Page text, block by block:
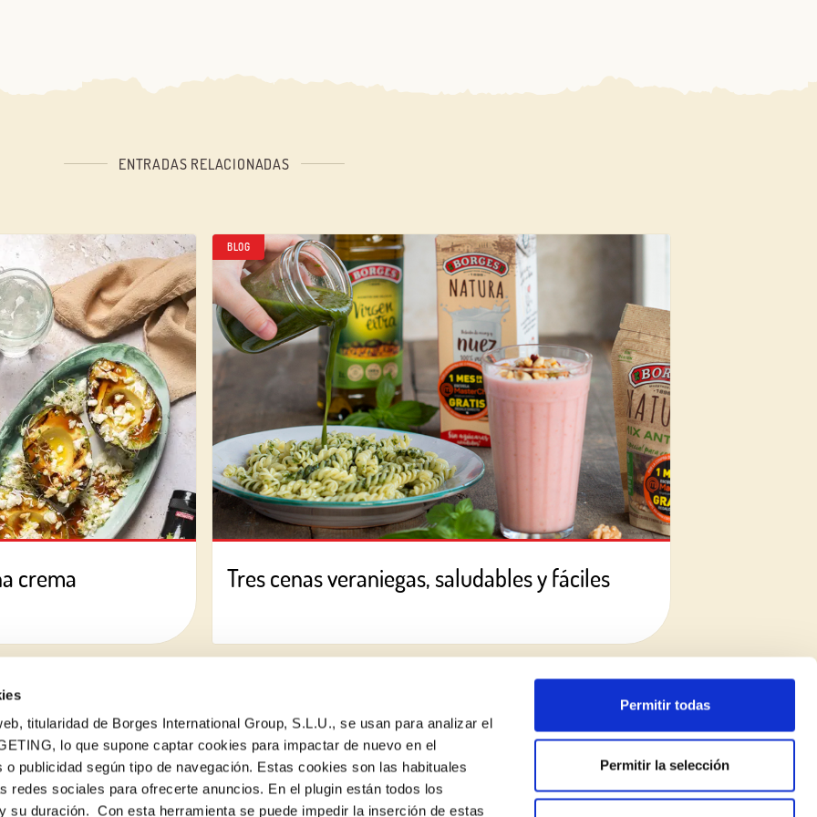
titularidad de Borges International Group, S.L.U., se usan para analizar el
lo que supone captar cookies para impactar de nuevo en el
publicidad según tipo de navegación. Estas cookies son las habituales
redes sociales para ofrecerte anuncios. En el plugin están todos los
su duración. Con esta herramienta se puede impedir la inserción de estas
Permitir todas
Permitir la selección
ENTRADAS RELACIONADAS
crema
BLOG
Tres cenas veraniegas, saludables y fáciles
¿Quieres conocer todas nuestras novedades?
Suscríbete a la newsletter de Borges